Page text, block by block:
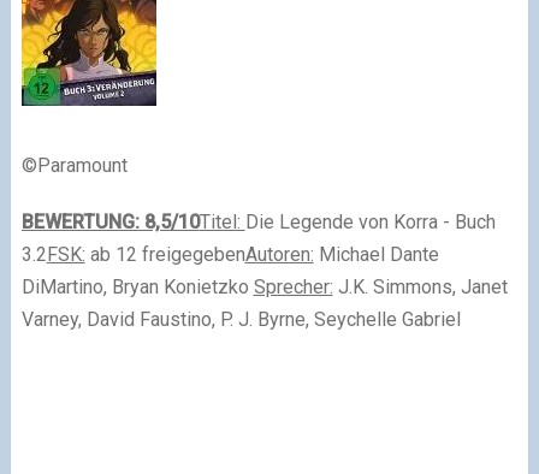
©Paramount
BEWERTUNG: 8,5/10Titel: Die Legende von Korra - Buch
3.2 FSK: ab 12 freigegebenAutoren: Michael Dante
DiMartino, Bryan Konietzko Sprecher: J.K. Simmons, Janet
Varney, David Faustino, P. J. Byrne, Seychelle Gabriel